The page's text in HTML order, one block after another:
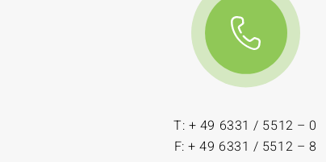
T: + 49 6331 / 5512 – 0
F: + 49 6331 / 5512 – 8